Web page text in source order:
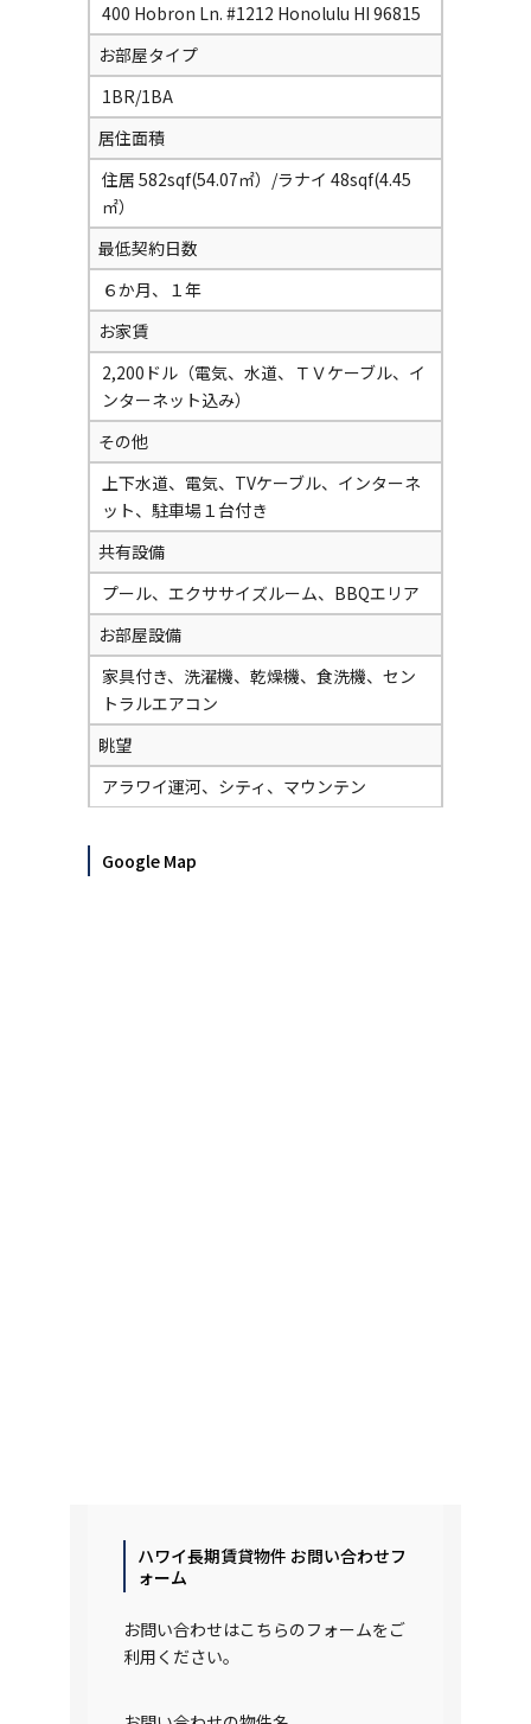
400 Hobron Ln. #1212 Honolulu HI 96815
お部屋タイプ
1BR/1BA
居住面積
住居 582sqf(54.07㎡）/ラナイ 48sqf(4.45
㎡）
最低契約日数
６か月、１年
お家賃
2,200ドル（電気、水道、ＴＶケーブル、イ
ンターネット込み）
その他
上下水道、電気、TVケーブル、インターネ
ット、駐車場１台付き
共有設備
プール、エクササイズルーム、BBQエリア
お部屋設備
家具付き、洗濯機、乾燥機、食洗機、セン
トラルエアコン
眺望
アラワイ運河、シティ、マウンテン
Google Map
ハワイ長期賃貸物件 お問い合わせフ
ォーム
お問い合わせはこちらのフォームをご
利用ください。